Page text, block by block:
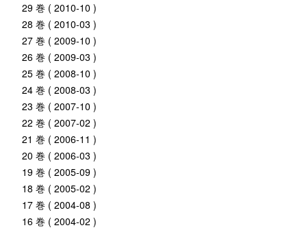
29 巻 ( 2010-10 )
28 巻 ( 2010-03 )
27 巻 ( 2009-10 )
26 巻 ( 2009-03 )
25 巻 ( 2008-10 )
24 巻 ( 2008-03 )
23 巻 ( 2007-10 )
22 巻 ( 2007-02 )
21 巻 ( 2006-11 )
20 巻 ( 2006-03 )
19 巻 ( 2005-09 )
18 巻 ( 2005-02 )
17 巻 ( 2004-08 )
16 巻 ( 2004-02 )